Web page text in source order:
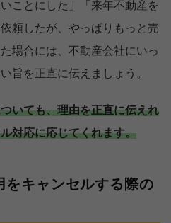
ことにした」「来年不動産を
頼したが、やっぱりもっと売
場合には、不動産会社にいっ
旨を正直に伝えましょう。
いても、理由を正直に伝えれ
対応に応じてくれます。
をキャンセルする際の